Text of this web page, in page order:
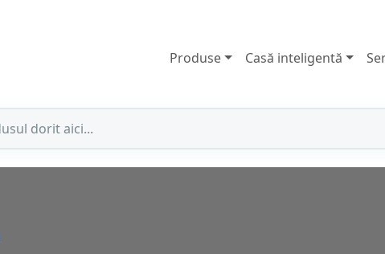
Produse Casă inteligentă